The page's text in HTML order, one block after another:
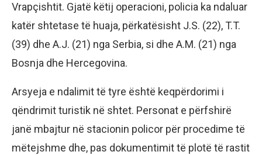
Vrapçishtit. Gjatë këtij operacioni, policia ka ndaluar
katër shtetase të huaja, përkatësisht J.S. (22), T.T.
(39) dhe A.J. (21) nga Serbia, si dhe A.M. (21) nga
Bosnja dhe Hercegovina.
​Arsyeja e ndalimit të tyre është keqpërdorimi i
qëndrimit turistik në shtet. Personat e përfshirë
janë mbajtur në stacionin policor për procedime të
mëtejshme dhe, pas dokumentimit të plotë të rastit